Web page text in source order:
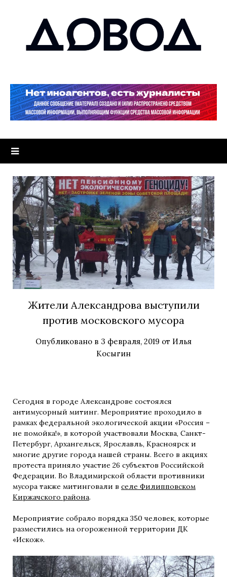
Жители Александрова выступили
против московского мусора
Опубликовано в 3 февраля, 2019 от Илья
Косыгин
Сегодня в городе Александрове состоялся
антимусорный митинг. Мероприятие проходило в
рамках федеральной экологической акции «Россия –
не помойка!», в которой участвовали Москва, Санкт-
Петербург, Архангельск, Ярославль, Красноярск и
многие другие города нашей страны. Всего в акциях
протеста приняло участие 26 субъектов Российской
Федерации. Во Владимирской области противники
мусора также митинговали в селе Филипповском
Киржачского района.
Мероприятие собрало порядка 350 человек, которые
разместились на огороженной территории ДК
«Искож».